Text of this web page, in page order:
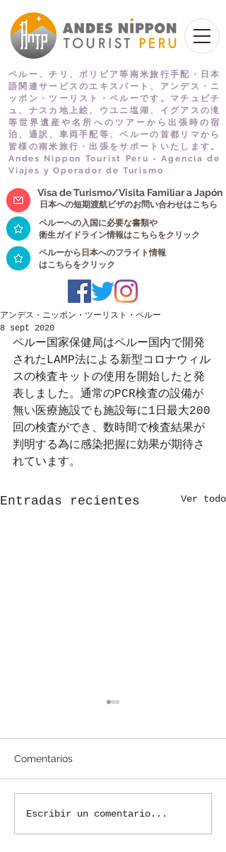
ペルー、チリ、ボリビア等南米旅行手配・日本
語関連サービスのエキスパート、アンデス・ニ
ッポン・ツーリスト・ペルーです。マチュピチ
ュ、ナスカ地上絵、ウユニ塩湖、イグアスの滝
等世界遺産や名所へのツアーから出張時の宿
泊、通訳、車両手配等、ペルーの首都リマから
皆様の南米旅行・出張をサポートいたします。
Andes Nippon Tourist Peru - Agencia de
Viajes y Operador de Turismo
Visa de Turismo/Visita Familiar a Japón
日本への短期渡航ビザのお問い合わせはこちら
ペルーへの入国に必要な書類や
衛生ガイドライン情報はこちらをクリック
ペルーから日本へのフライト情報
はこちらをクリック
アンデス・ニッポン・ツーリスト・ペルー
8 sept 2020
ペルー国家保健局はペルー国内で開発
されたLAMP法による新型コロナウィル
スの検査キットの使用を開始したと発
表しました。通常のPCR検査の設備が
無い医療施設でも施設毎に1日最大200
回の検査ができ、数時間で検査結果が
判明する為に感染把握に効果が期待さ
れています。
Entradas recientes Ver todo
マチュピチュへの列車は
ワクチン証明の代わりに
Comentarios
Escribir un comentario...